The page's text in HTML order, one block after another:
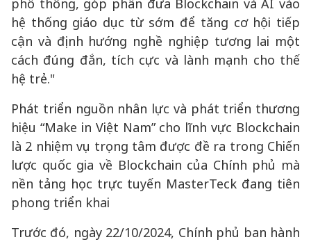
phổ thông, góp phần đưa Blockchain và AI vào
hệ thống giáo dục từ sớm để tăng cơ hội tiếp
cận và định hướng nghề nghiệp tương lai một
cách đúng đắn, tích cực và lành mạnh cho thế
hệ trẻ."
Phát triển nguồn nhân lực và phát triển thương
hiệu “Make in Việt Nam” cho lĩnh vực Blockchain
là 2 nhiệm vụ trọng tâm được đề ra trong Chiến
lược quốc gia về Blockchain của Chính phủ mà
nền tảng học trực tuyến MasterTeck đang tiên
phong triển khai
Trước đó, ngày 22/10/2024, Chính phủ ban hành